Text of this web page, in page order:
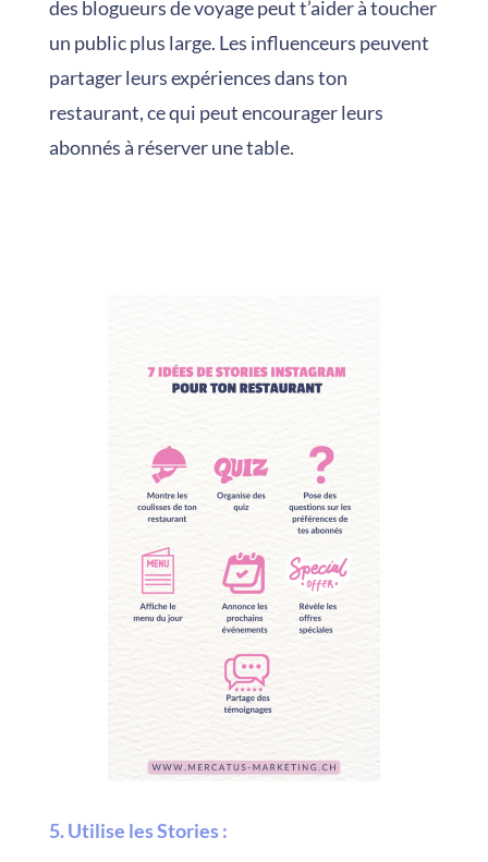
des blogueurs de voyage peut t’aider à toucher
un public plus large. Les influenceurs peuvent
partager leurs expériences dans ton
restaurant, ce qui peut encourager leurs
abonnés à réserver une table.
5. Utilise les Stories :